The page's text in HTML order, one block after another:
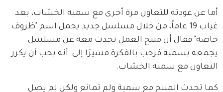
أما عن عودته للتعاون مرة أخرى مع سمية الخشاب، بعد
غياب 19 عاماً، من خلال مسلسل جديد يحمل اسم "ظروف
خاصة" فقال أن منتج العمل تحدث معه عن مسلسل
يجمعه بسمية فرحب بالفكرة مشيرًا إلى  أنه يحب أن يكرر
التعاون مع سمية الخشاب.
كما تحدث المنتج مع سمية ولم تمانع ولكن لم يصل